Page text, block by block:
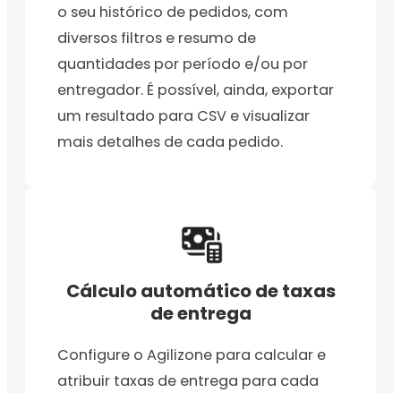
o seu histórico de pedidos, com
diversos filtros e resumo de
quantidades por período e/ou por
entregador. É possível, ainda, exportar
um resultado para CSV e visualizar
mais detalhes de cada pedido.
Cálculo automático de taxas
de entrega
Configure o Agilizone para calcular e
atribuir taxas de entrega para cada